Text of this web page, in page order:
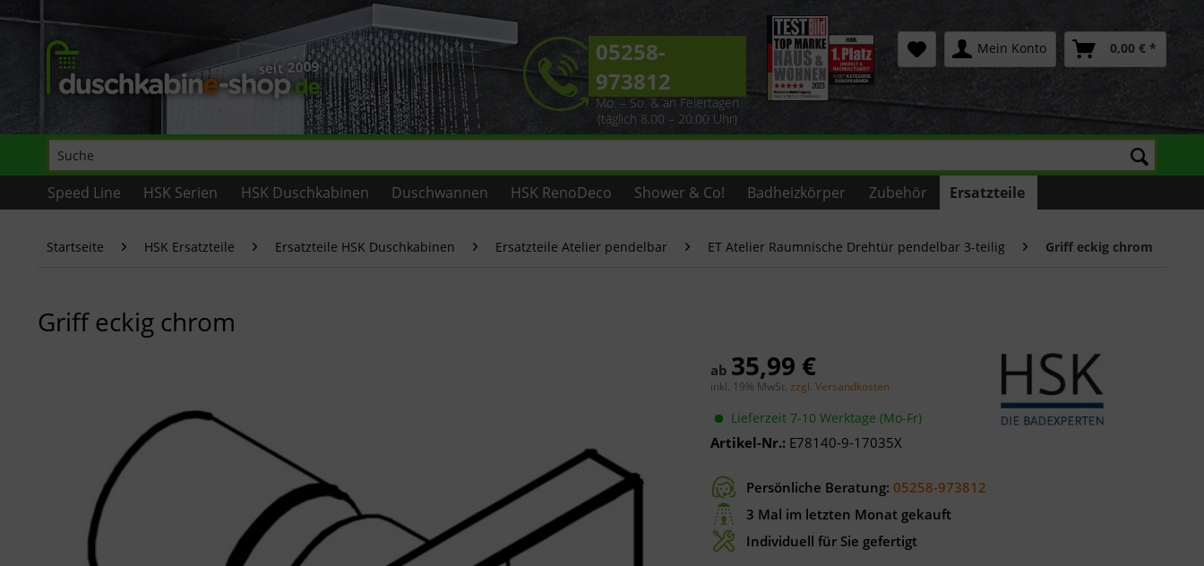
05258-
973812
Mo. – So. & an Feiertagen
(täglich 8.00 – 20.00 Uhr)
Mein Konto 0,00 € *
Speed Line HSK Serien HSK Duschkabinen Duschwannen HSK RenoDeco Shower & Co! Badheizkörper Zubehör Ersatzteile
Startseite HSK Ersatzteile Ersatzteile HSK Duschkabinen Ersatzteile Atelier pendelbar ET Atelier Raumnische Drehtür pendelbar 3-teilig Griff eckig chrom
Griff eckig chrom
ab 35,99 €
inkl. 19% MwSt. zzgl. Versandkosten
Lieferzeit 7-10 Werktage (Mo-Fr)
Artikel-Nr.: E78140-9-17035X
Persönliche Beratung: 05258-973812
3 Mal im letzten Monat gekauft
Individuell für Sie gefertigt